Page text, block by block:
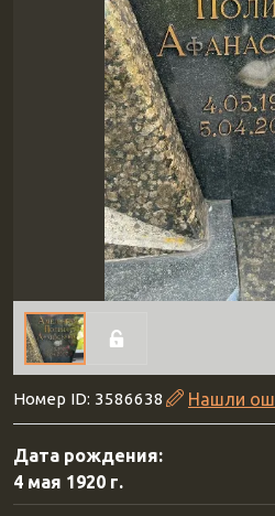
Номер ID: 3586638 Нашли
Дата рождения:
4 мая 1920 г.